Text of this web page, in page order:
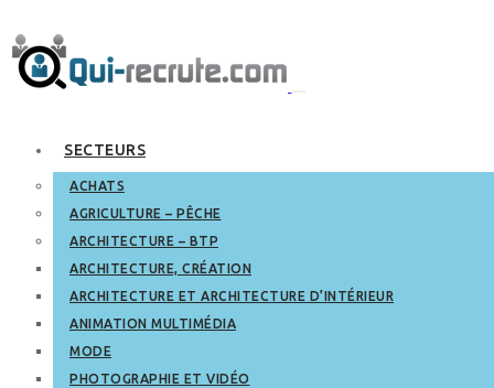
SECTEURS
ACHATS
AGRICULTURE – PÊCHE
ARCHITECTURE – BTP
ARCHITECTURE, CRÉATION
ARCHITECTURE ET ARCHITECTURE D’INTÉRIEUR
ANIMATION MULTIMÉDIA
MODE
PHOTOGRAPHIE ET VIDÉO